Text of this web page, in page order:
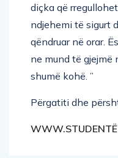
diçka që
ndjehemi të sigurt
qëndruar në orar.
ne mund të gjejmë
shumë kohë. ”
Përgatiti dhe